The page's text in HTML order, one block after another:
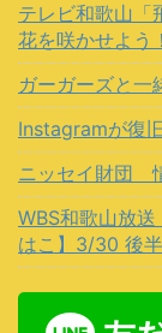
テレビ和歌山
花を咲かせよう
ガーガーズと
Instagramが復
ニッセイ財団
WBS和歌山放
はこ】3/30 後半